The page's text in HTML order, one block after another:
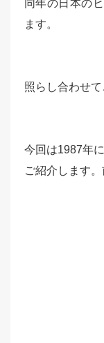
同年の日本の
ます。
照らし合わせ
今回は1987年
ご紹介します。